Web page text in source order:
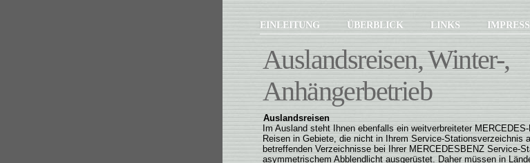
EINLEITUNG ÜBERBLICK LINKS
Auslandsreisen, Winter-,
Anhängerbetrieb
Auslandsreisen
Im Ausland steht Ihnen ebenfalls ein weitverbreiteter
Reisen in Gebiete, die nicht in Ihrem Service-Stationsverzeichnis
betreffenden Verzeichnisse bei Ihrer MERCEDES­BENZ Service-
asymmetrischem Abblendlicht ausgerüstet. Daher müssen in